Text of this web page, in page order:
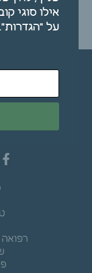
הוספה לסל
על "הגדרות".